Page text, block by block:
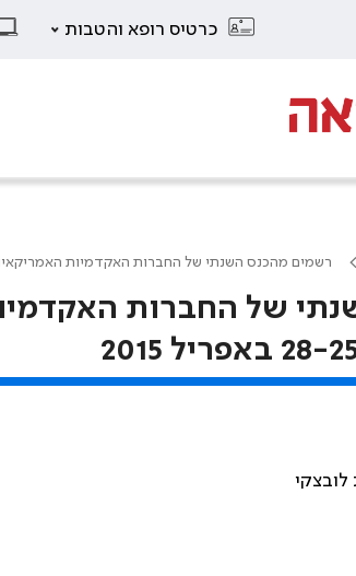
כרטיס רופא והטבות
רשמים מהכנס השנתי של החברות האקדמיות האמריקאיות לרפואת
של החברות
לובצקי